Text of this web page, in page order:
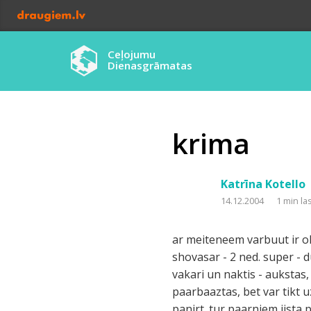
Ceļojumu
Dienasgrāmatas
krima
Katrīna Kotello
14.12.2004 1 min
ar meiteneem varbuut ir
shovasar - 2 ned. super -
vakari un naktis -
paarbaaztas, bet var tikt